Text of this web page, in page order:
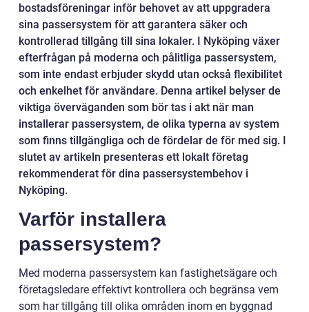
bostadsföreningar inför behovet av att uppgradera
sina passersystem för att garantera säker och
kontrollerad tillgång till sina lokaler. I Nyköping växer
efterfrågan på moderna och pålitliga passersystem,
som inte endast erbjuder skydd utan också flexibilitet
och enkelhet för användare. Denna artikel belyser de
viktiga överväganden som bör tas i akt när man
installerar passersystem, de olika typerna av system
som finns tillgängliga och de fördelar de för med sig. I
slutet av artikeln presenteras ett lokalt företag
rekommenderat för dina passersystembehov i
Nyköping.
Varför installera
passersystem?
Med moderna passersystem kan fastighetsägare och
företagsledare effektivt kontrollera och begränsa vem
som har tillgång till olika områden inom en byggnad